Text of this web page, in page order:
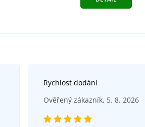
Rychlost dodáni
Ověřený zákazník, 5. 8. 2026